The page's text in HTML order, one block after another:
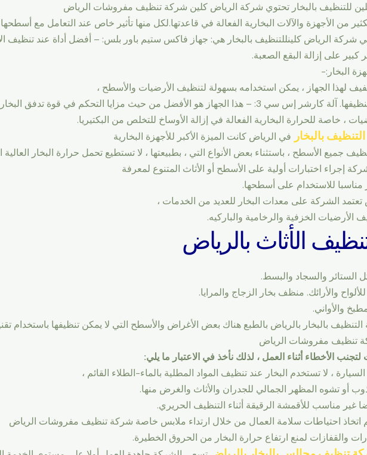
للتنظيف بالبخار تحتوي شركة الرياض كلين شركة تنظيف مفروشات الرياض
من الأجهزة والآلات البخارية الفعالة في قاعدتها.لكل منها تأثير خاص عند التعامل مع أسطحها
في شركة الرياض كلينللتنظيف بالبخار هي: جهاز فاكس ستيم باور بلس: – أفضل أداة عند تنظيف
كبير على إزالة البقع الصعبة.
البخار:-
لهذا الجهاز ، يمكن استخدامه بسهولة لتنظيف الأرضيات والأسطح ،
وأكبر ميزة هي تنظيفها. آلة كارشر إس سي 3: – هذا الجهاز هو الأفضل من حيث مزايا التحكم في
، خاصة للحرارة البخارية الفعالة في إزالة الأوساخ للتخلص من البكتيريا.
التنظيف بالبخار في الرياض كانت الميزة الأكبر للأجهزة البخارية
جميع الأسطح ، باستثناء بعض الأنواع التي ، بطبيعتها ، لا تستطيع تحمل حرارة البخار
إجراء اختبارات أولية على الأسطح أو الأثاث المتنوع لمعرفة
مناسبا للاستخدام على أسطحها.
الشركة على معدات البخار للعديد من الخدمات ،
الأرضيات الخزفية والرخامية والباركيه.
الأثاث بالرياض
الستائر والسجاد والبسط.
والأرائك. منظف بخار الزجاج والمرايا.
والأواني.
بالبخار بالرياض بالطبع هناك بعض الأغراض والأسطح التي لا يمكن تنظيفها باستخدام
تنظيف مفروشات الرياض
الأخطاء أثناء العمل ، لذلك نأخذ في الاعتبار ما يلي:
، لا تستخدم البخار عند تنظيف المواد المطلية بالماء-الطلاء القائم ،
أو تشوه المظهر الجمالي للجدران والأثاث والغرض منها.
غير مناسب للأقمشة الرقيقة أثناء التنظيف الحريري.
اتخاذ احتياطات سلامة العمال من خلال ارتداء ملابس خاصة شركة تنظيف مفروشات الرياض
والقفازات لمنع ارتفاع حرارة البخار من الحروق الخطيرة.